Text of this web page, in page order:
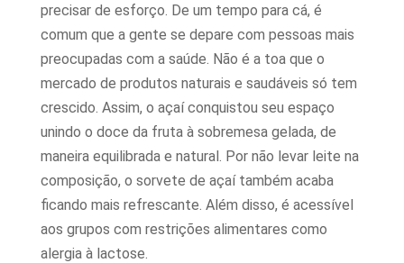
precisar de esforço. De um tempo para cá, é
comum que a gente se depare com pessoas mais
preocupadas com a saúde. Não é a toa que o
mercado de produtos naturais e saudáveis só tem
crescido. Assim, o açaí conquistou seu espaço
unindo o doce da fruta à sobremesa gelada, de
maneira equilibrada e natural. Por não levar leite na
composição, o sorvete de açaí também acaba
ficando mais refrescante. Além disso, é acessível
aos grupos com restrições alimentares como
alergia à lactose.